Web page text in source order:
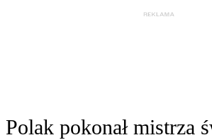
Polak pokonał mistrza